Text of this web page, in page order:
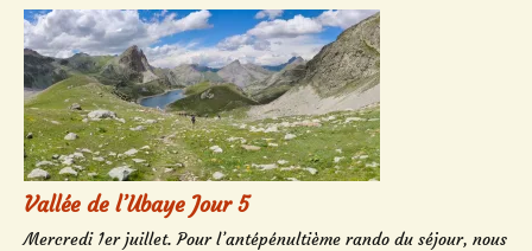
Vallée de l’Ubaye Jour 5
Mercredi 1er juillet. Pour l’antépénultième rando du séjour, nous